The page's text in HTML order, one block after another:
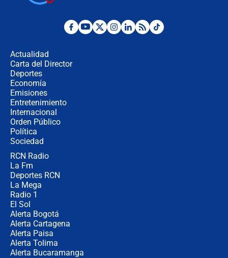
Las razones para escoger al nuevo
Actualidad
Carta del Director
Deportes
Economía
Emisiones
Entretenimiento
Internacional
Orden Público
Política
Sociedad
RCN Radio
La Fm
Deportes RCN
La Mega
Radio 1
El Sol
Alerta Bogotá
Alerta Cartagena
Alerta Paisa
Alerta Tolima
Alerta Bucaramanga